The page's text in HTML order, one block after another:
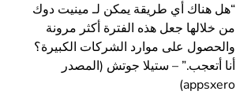
“هل هناك أي طريقة يمكن لـ مينيت دوك
من خلالها جعل هذه الفترة أكثر مرونة
والحصول على موارد الشركات الكبيرة؟
أنا أتعجب.” – ستيلا جوتش (المصدر
appsxero)